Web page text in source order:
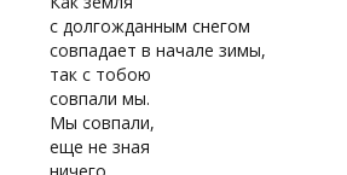
с долгожданным снегом
совпадает в начале зимы,
так с тобою
совпали мы.
Мы совпали,
еще не зная